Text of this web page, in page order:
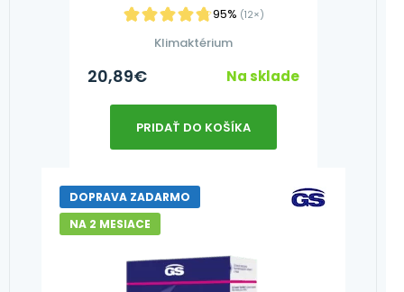
95% (12×)
Klimaktérium
20,89€ Na sklade
PRIDAŤ DO KOŠÍKA
DOPRAVA ZADARMO
NA 2 MESIACE